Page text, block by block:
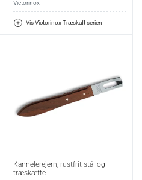
Victorinox
Vis Victorinox Træskaft serien
Kannelerejern, rustfrit stål og
træskæfte